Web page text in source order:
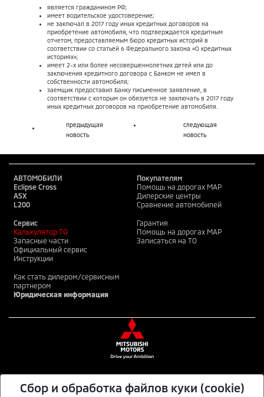
является гражданином РФ;
имеет водительское удостоверение;
не заключал в 2017 году иных кредитных договоров на
приобретение автомобиля, что подтверждается кредитным
отчетом, предоставляемым бюро кредитных историй в
соответствии со статьей 6 Федерального закона «О кредитных
историях»;
имеет 2-х или более несовершеннолетних детей или до
заключения кредитного договора с Банком не имел в
собственности автомобиля;
заемщик предоставил Банку письменное заявление, в
соответствии с которым он обязуется не заключать в 2017 году
иных кредитных договоров на приобретение автомобиля.
предыдущая
новость
следующая
новость
АВТОМОБИЛИ
Eclipse Cross
ASX
L200
Покупателям
Помощь на дорогах MAP
Дилерские центры
Сравнение автомобилей
Сервис
Калькулятор ТО
Запасные части
Официальный сервис
Инструкции
Гарантия
Помощь на дорогах MAP
Записаться на ТО
Как стать дилером/сервисным
партнером
Юридическая информация
MITSUBISHI MOTORS В СОЦИАЛЬНЫХ СЕТЯХ
Сбор и обработка файлов куки (cookie)